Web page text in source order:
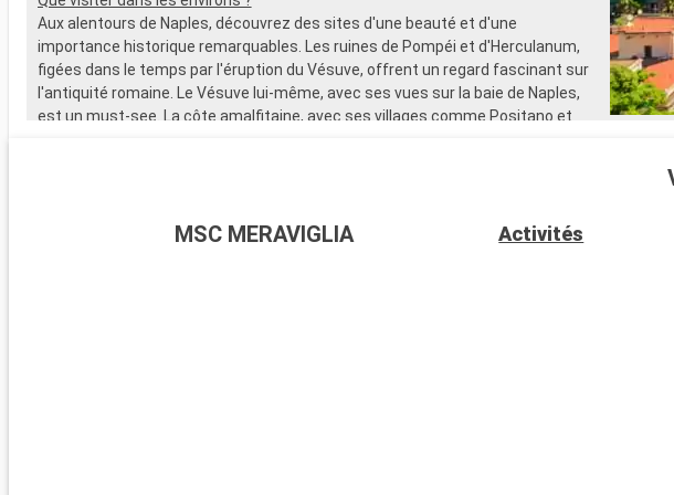
Aux alentours de Naples, découvrez des sites d'une beauté et d'une
importance historique remarquables. Les ruines de Pompéi et d'Herculanum,
figées dans le temps par l'éruption du Vésuve, offrent un regard fascinant sur
l'antiquité romaine. Le Vésuve lui-même, avec ses vues sur la baie de Naples,
est un must-see. La côte amalfitaine, avec ses villages comme Positano et
MSC MERAVIGLIA Activités